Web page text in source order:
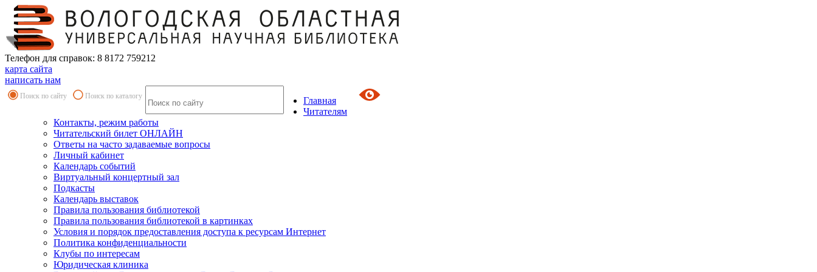
Телефон для справок: 8 8172 759212
карта сайта
написать нам
Поиск по сайту Поиск по каталогу
Главная
Читателям
Контакты, режим работы
Читательский билет ОНЛАЙН
Ответы на часто задаваемые вопросы
Личный кабинет
Календарь событий
Виртуальный концертный зал
Подкасты
Календарь выставок
Правила пользования библиотекой
Правила пользования библиотекой в картинках
Условия и порядок предоставления доступа к ресурсам Интернет
Политика конфиденциальности
Клубы по интересам
Юридическая клиника